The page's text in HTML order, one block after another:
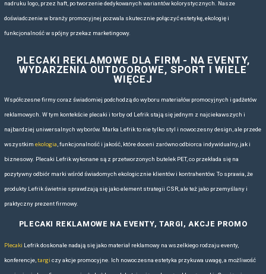
POMYSŁY NA AKCESORIA
Zobacz nasze pomysły na plecaki, torby i inne gadżety na outdoor.
PERSONALIZOWANE ZE